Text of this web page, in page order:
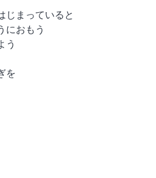
じまっていると
におもう
う
を